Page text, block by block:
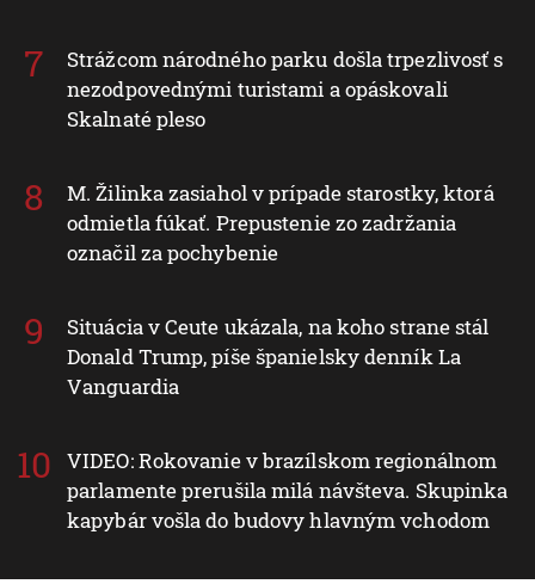
Strážcom národného parku došla trpezlivosť s
nezodpovednými turistami a opáskovali
Skalnaté pleso
M. Žilinka zasiahol v prípade starostky, ktorá
odmietla fúkať. Prepustenie zo zadržania
označil za pochybenie
Situácia v Ceute ukázala, na koho strane stál
Donald Trump, píše španielsky denník La
Vanguardia
VIDEO: Rokovanie v brazílskom regionálnom
parlamente prerušila milá návšteva. Skupinka
kapybár vošla do budovy hlavným vchodom